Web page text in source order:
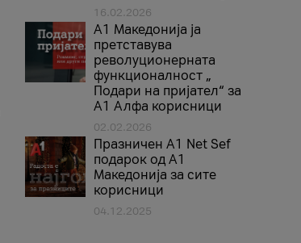
16.02.2026
А1 Македонија ја
претставува
револуционерната
функционалност „
Подари на пријател“ за
А1 Алфа корисници
02.02.2026
Празничен A1 Net Sеf
подарок од А1
Македонија за сите
корисници
04.12.2025